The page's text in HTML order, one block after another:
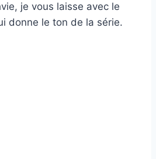
je vous laisse avec le
donne le ton de la série.